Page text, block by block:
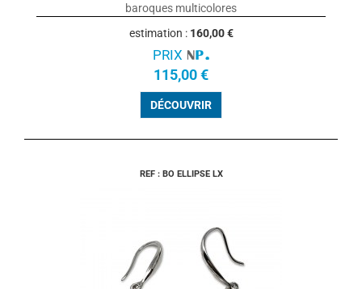
baroques multicolores
estimation : 160,00 €
PRIX
115,00 €
DÉCOUVRIR
REF : BO ELLIPSE LX